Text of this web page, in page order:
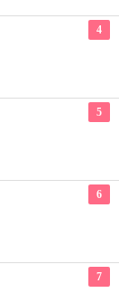
4
5
6
7